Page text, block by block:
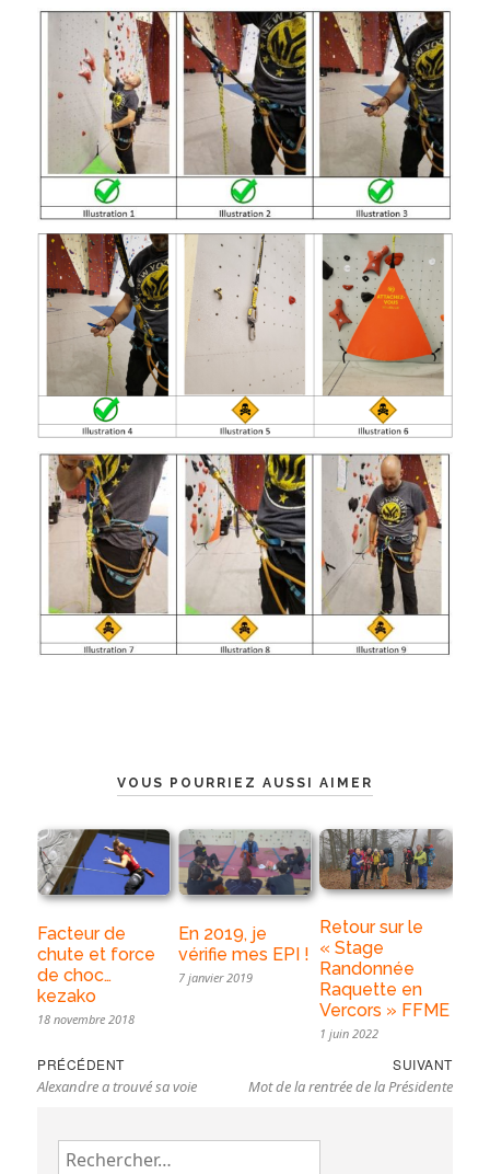
VOUS POURRIEZ AUSSI AIMER
Facteur de
chute et force
de choc…
kezako
18 novembre 2018
En 2019, je
vérifie mes EPI !
7 janvier 2019
Retour sur le
« Stage
Randonnée
Raquette en
Vercors » FFME
1 juin 2022
Navigation
de
PRÉCÉDENTPrevious
post:
Alexandre a trouvé sa voie
SUIVANT
Mot de la rentrée de la Présidente
Rechercher :